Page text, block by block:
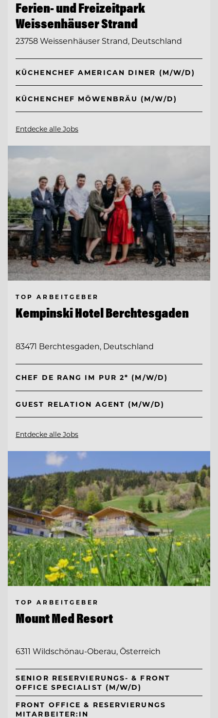
Ferien- und Freizeitpark
Weissenhäuser Strand
23758 Weissenhäuser Strand, Deutschland
KÜCHENCHEF AMERICAN DINER (M/W/D)
KÜCHENCHEF MÖWENBRÄU (M/W/D)
Entdecke alle Jobs
TOP ARBEITGEBER
Kempinski Hotel Berchtesgaden
83471 Berchtesgaden, Deutschland
CHEF DE RANG IM PUR 2* (M/W/D)
GUEST RELATION AGENT (M/W/D)
Entdecke alle Jobs
TOP ARBEITGEBER
Mount Med Resort
6311 Wildschönau-Oberau, Österreich
SENIOR RESERVIERUNGS- & FRONT
OFFICE SPECIALIST (M/W/D)
FRONT OFFICE & RESERVIERUNGS
MITARBEITER:IN